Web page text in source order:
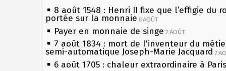
8 août 1548 : Henri II fixe que l’effigie du
portée sur la monnaie 8 AOÛT
Payer en monnaie de singe 7 AOÛT
7 août 1834 : mort de l'inventeur du
semi-automatique Joseph-Marie Jacquard 7
6 août 1705 : chaleur extraordinaire à Paris